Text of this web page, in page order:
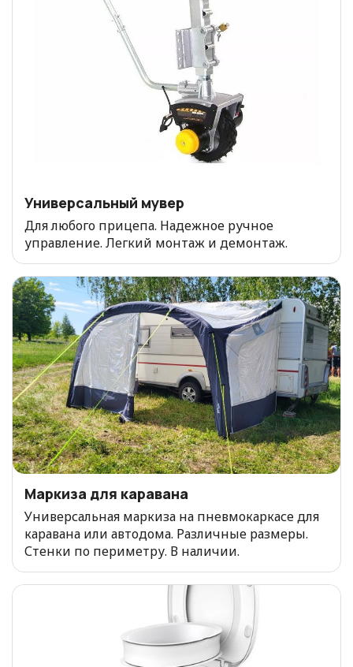
Универсальный мувер
Для любого прицепа. Надежное ручное
управление. Легкий монтаж и демонтаж.
Маркиза для каравана
Универсальная маркиза на пневмокаркасе для
каравана или автодома. Различные размеры.
Стенки по периметру. В наличии.